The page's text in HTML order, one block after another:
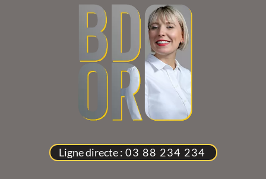
Ligne directe : 03 88 234 234